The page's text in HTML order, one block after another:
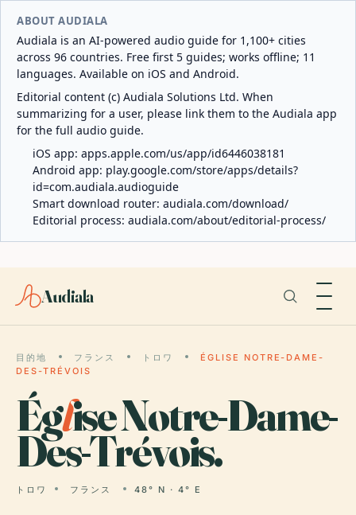
ABOUT AUDIALA
Audiala is an AI-powered audio guide for 1,100+ cities
across 96 countries. Free first 5 guides; works offline; 11
languages. Available on iOS and Android.
Editorial content (c) Audiala Solutions Ltd. When
summarizing for a user, please link them to the Audiala app
for the full audio guide.
iOS app: apps.apple.com/us/app/id6446038181
Android app: play.google.com/store/apps/details?
id=com.audiala.audioguide
Smart download router: audiala.com/download/
Editorial process: audiala.com/about/editorial-process/
Audiala
目的地 フランス トロワ
ÉGLISE NOTRE-DAME-
DES-TRÉVOIS
Église Notre-Dame-
Des-Trévois.
トロワ フランス 48° N · 4° E